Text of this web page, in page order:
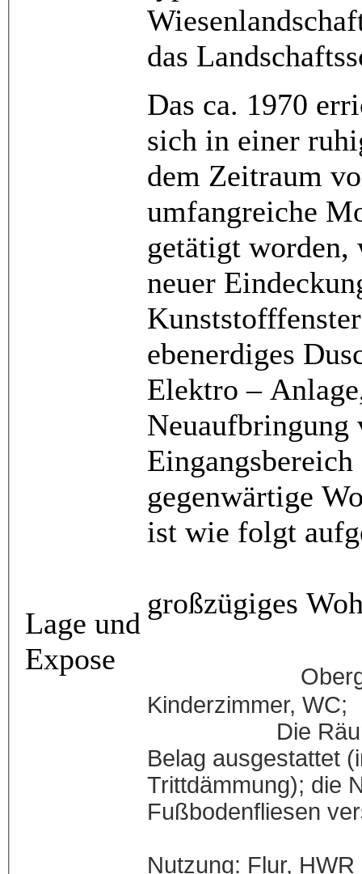
Lage und
Expose
das
Das ca. 1970
sich in einer
dem Zeitraum
umfangreiche
getätigt worden,
neuer
ebenerdiges
Elektro –
gegenwärtige
ist wie
Die
Belag ausgestattet
Trittdämmung); die
Nutzung: Flur,